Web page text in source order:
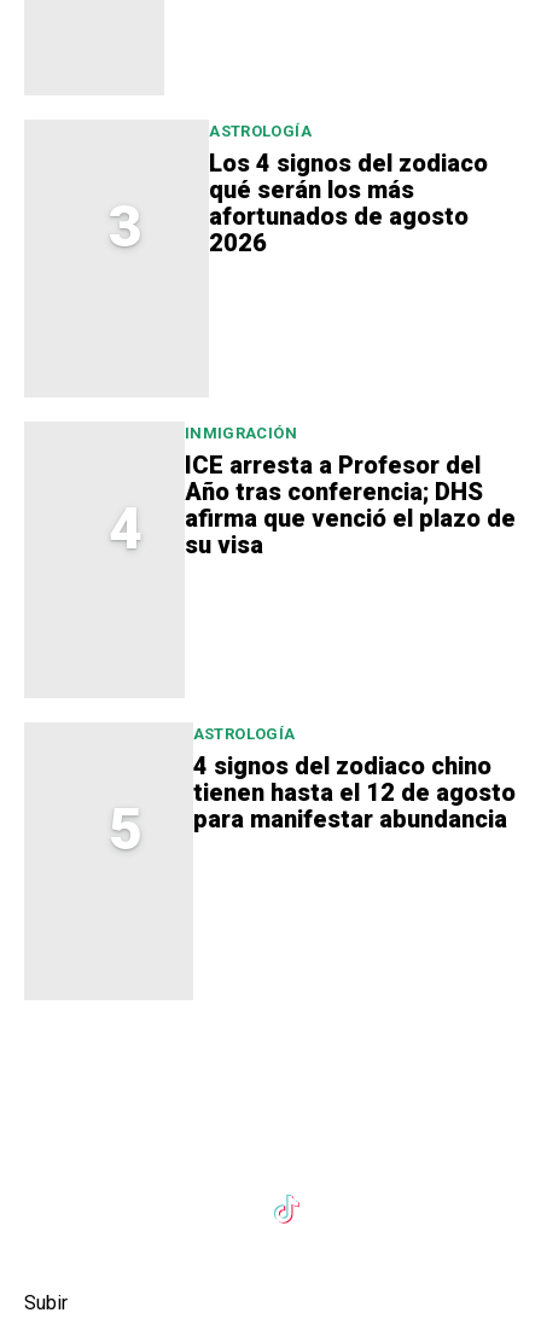
3
ASTROLOGÍA
Los 4 signos del zodiaco
qué serán los más
afortunados de agosto
2026
4
INMIGRACIÓN
ICE arresta a Profesor del
Año tras conferencia; DHS
afirma que venció el plazo de
su visa
5
ASTROLOGÍA
4 signos del zodiaco chino
tienen hasta el 12 de agosto
para manifestar abundancia
Subir